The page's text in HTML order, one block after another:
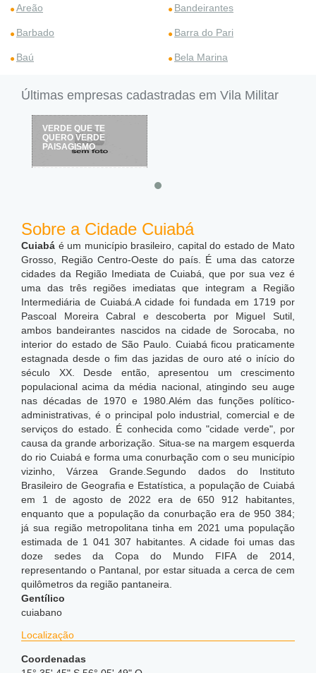
Areão Bandeirantes
Barbado Barra do Pari
Baú Bela Marina
Últimas empresas cadastradas em Vila Militar
VERDE QUE TE
QUERO VERDE
PAISAGISMO
Sobre a Cidade Cuiabá
Cuiabá é um município brasileiro, capital do estado de Mato
Grosso, Região Centro-Oeste do país. É uma das catorze
cidades da Região Imediata de Cuiabá, que por sua vez é
uma das três regiões imediatas que integram a Região
Intermediária de Cuiabá.A cidade foi fundada em 1719 por
Pascoal Moreira Cabral e descoberta por Miguel Sutil,
ambos bandeirantes nascidos na cidade de Sorocaba, no
interior do estado de São Paulo. Cuiabá ficou praticamente
estagnada desde o fim das jazidas de ouro até o início do
século XX. Desde então, apresentou um crescimento
populacional acima da média nacional, atingindo seu auge
nas décadas de 1970 e 1980.Além das funções político-
administrativas, é o principal polo industrial, comercial e de
serviços do estado. É conhecida como "cidade verde", por
causa da grande arborização. Situa-se na margem esquerda
do rio Cuiabá e forma uma conurbação com o seu município
vizinho, Várzea Grande.Segundo dados do Instituto
Brasileiro de Geografia e Estatística, a população de Cuiabá
em 1 de agosto de 2022 era de 650 912 habitantes,
enquanto que a população da conurbação era de 950 384;
já sua região metropolitana tinha em 2021 uma população
estimada de 1 041 307 habitantes. A cidade foi umas das
doze sedes da Copa do Mundo FIFA de 2014,
representando o Pantanal, por estar situada a cerca de cem
quilômetros da região pantaneira.
Gentílico
cuiabano
Localização
Coordenadas